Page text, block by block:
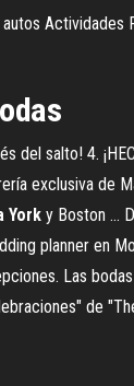
del salto! 4.
exclusiva de
York y Boston ...
planner en
Las
de